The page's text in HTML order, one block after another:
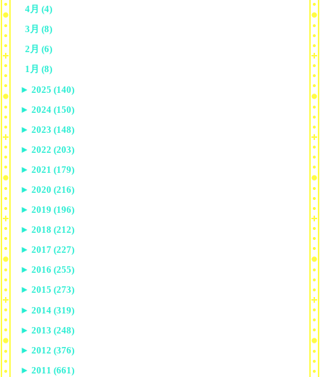
4月 (4)
3月 (8)
2月 (6)
1月 (8)
► 2025 (140)
► 2024 (150)
► 2023 (148)
► 2022 (203)
► 2021 (179)
► 2020 (216)
► 2019 (196)
► 2018 (212)
► 2017 (227)
► 2016 (255)
► 2015 (273)
► 2014 (319)
► 2013 (248)
► 2012 (376)
► 2011 (661)